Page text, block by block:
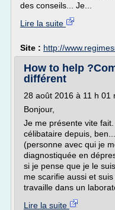
des conseils... Je...
Lire la suite
Site : http://
How to help
différent
28 août 2016 à 11 h 01
Bonjour,
Je me présente vite
célibataire depuis,
(personne avec qui je
diagnostiquée en
si je pense que je le
me scarifie aussi et
travaille dans un
Lire la suite